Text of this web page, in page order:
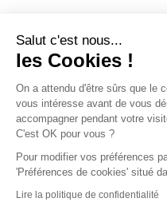
Salut c'est nous...
les Cookies !
On a attendu d'être sûrs que le
vous intéresse avant de vous
accompagner pendant votre
C'est OK pour vous ?
Pour modifier vos préférences
'Préférences de cookies' situé
Lire la politique de confidentialité